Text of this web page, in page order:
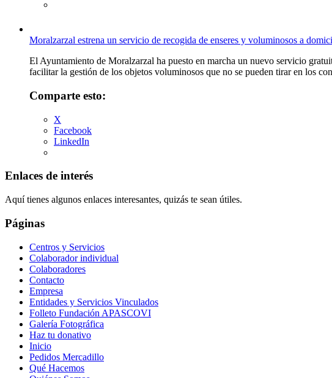
Moralzarzal estrena un servicio de recogida de enseres y voluminosos a
El Ayuntamiento de Moralzarzal ha puesto en marcha un nuevo servicio
facilitar la gestión de los objetos voluminosos que no se pueden tirar en los
Comparte esto:
X
Facebook
LinkedIn
Enlaces de interés
Aquí tienes algunos enlaces interesantes, quizás te sean útiles.
Páginas
Centros y Servicios
Colaborador individual
Colaboradores
Contacto
Empresa
Entidades y Servicios Vinculados
Folleto Fundación APASCOVI
Galería Fotográfica
Haz tu donativo
Inicio
Pedidos Mercadillo
Qué Hacemos